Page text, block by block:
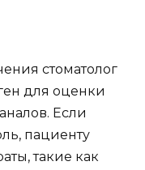
стоматолог
для оценки
Если
пациенту
такие как